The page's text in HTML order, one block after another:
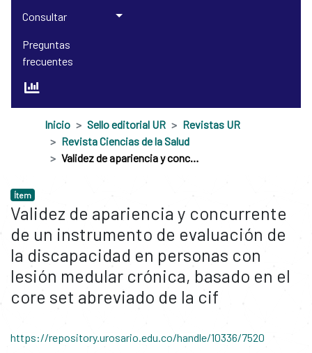
Consultar
Preguntas
frecuentes
Inicio Sello editorial UR
Revistas UR
Revista Ciencias de la Salud
Validez de apariencia y concurrente de un instrumento de evaluación de la discapacidad en personas con lesión medular crónica, basado en el core set abreviado de la cif
Ítem
Validez de apariencia y concurrente
de un instrumento de evaluación de
la discapacidad en personas con
lesión medular crónica, basado en el
core set abreviado de la cif
https://repository.urosario.edu.co/handle/10336/7520